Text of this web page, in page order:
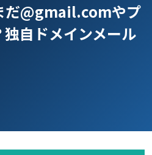
だ@gmail.comやプ
自ドメインメール